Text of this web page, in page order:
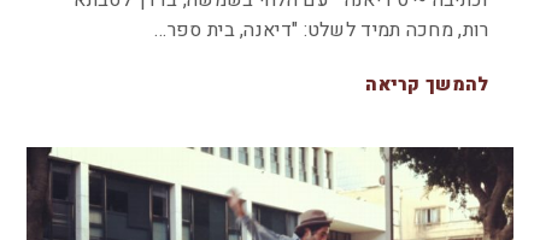
רות, מחכה תמיד לשלט: "דיאנה, בית ספר…
להמשך קריאה